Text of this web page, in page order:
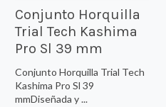
Conjunto Horquilla
Trial Tech Kashima
Pro Sl 39 mm
Conjunto Horquilla Trial Tech
Kashima Pro Sl 39
mmDiseñada y ...